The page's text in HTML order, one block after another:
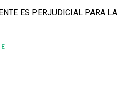
ES PERJUDICIAL PARA LA